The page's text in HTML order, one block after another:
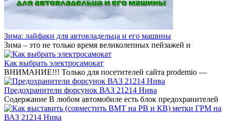
Зима: лайфаки для автовладельца и его машины
Зима – это не только время великолепных пейзажей и
Как выбрать электросамокат
ВНИМАНИЕ!!! Только для посетителей сайта prodemio —
Предохранители форсунок ВАЗ 21214 Нива
Содержание В любом автомобиле есть блок предохранителей